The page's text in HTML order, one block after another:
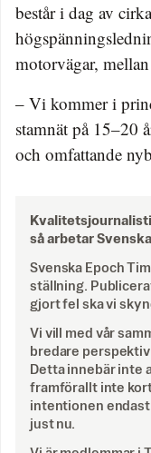
består i dag av
motorvägar,
– Vi kommer i
stamnät på 15–20
och omfattande
så arbetar
Svenska Epoch
ställning.
gjort fel ska vi
Vi vill med vår
bredare
Detta innebär inte
framförallt inte
intentionen
just nu.